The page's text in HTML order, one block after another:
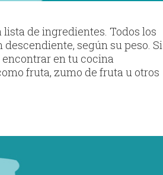
de ingredientes. Todos los
según su peso. Si
encontrar en tu cocina
fruta, zumo de fruta u otros